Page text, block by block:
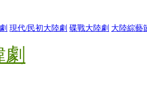
現代/民初大陸劇 碟戰大陸劇 大陸綜藝